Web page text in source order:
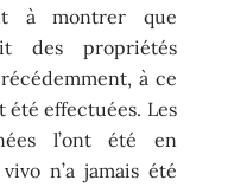
à montrer que
des propriétés
à ce
effectuées. Les
l’ont été en
n’a jamais été